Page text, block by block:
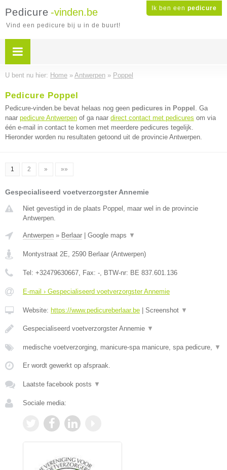
Ik ben een pedicure
Pedicure -vinden.be
Vind een pedicure bij u in de buurt!
U bent nu hier: Home » Antwerpen » Poppel
Pedicure Poppel
Pedicure-vinden.be bevat helaas nog geen pedicures in Poppel . Ga
naar pedicure Antwerpen of ga naar direct contact met pedicures om via
één e-mail in contact te komen met meerdere pedicures tegelijk.
Hieronder worden nu resultaten getoond uit de provincie Antwerpen.
1 2 » »»
Gespecialiseerd voetverzorgster Annemie
Niet gevestigd in de plaats Poppel, maar wel in de provincie
Antwerpen.
Antwerpen » Berlaar Google maps ▼
Montystraat 2E, 2590 Berlaar (Antwerpen)
Tel: +32479630667, Fax: -, BTW-nr: BE 837.601.136
E-mail › Gespecialiseerd voetverzorgster Annemie
Website: https://www.pedicureberlaar.be Screenshot ▼
Gespecialiseerd voetverzorgster Annemie ▼
medische voetverzorging, manicure-spa manicure, spa pedicure, ▼
Er wordt gewerkt op afspraak.
Laatste facebook posts ▼
Sociale media: